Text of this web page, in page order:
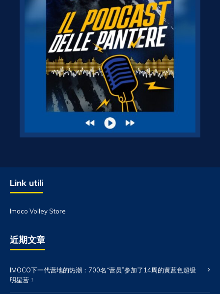
Link utili
Imoco Volley Store
近期文章
IMOCO下一代营地的热潮：700名“营员”参加了14周的黄蓝色超级
明星营！